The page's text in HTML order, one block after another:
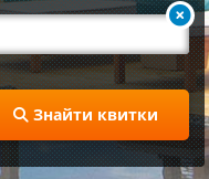
Знайти квитки